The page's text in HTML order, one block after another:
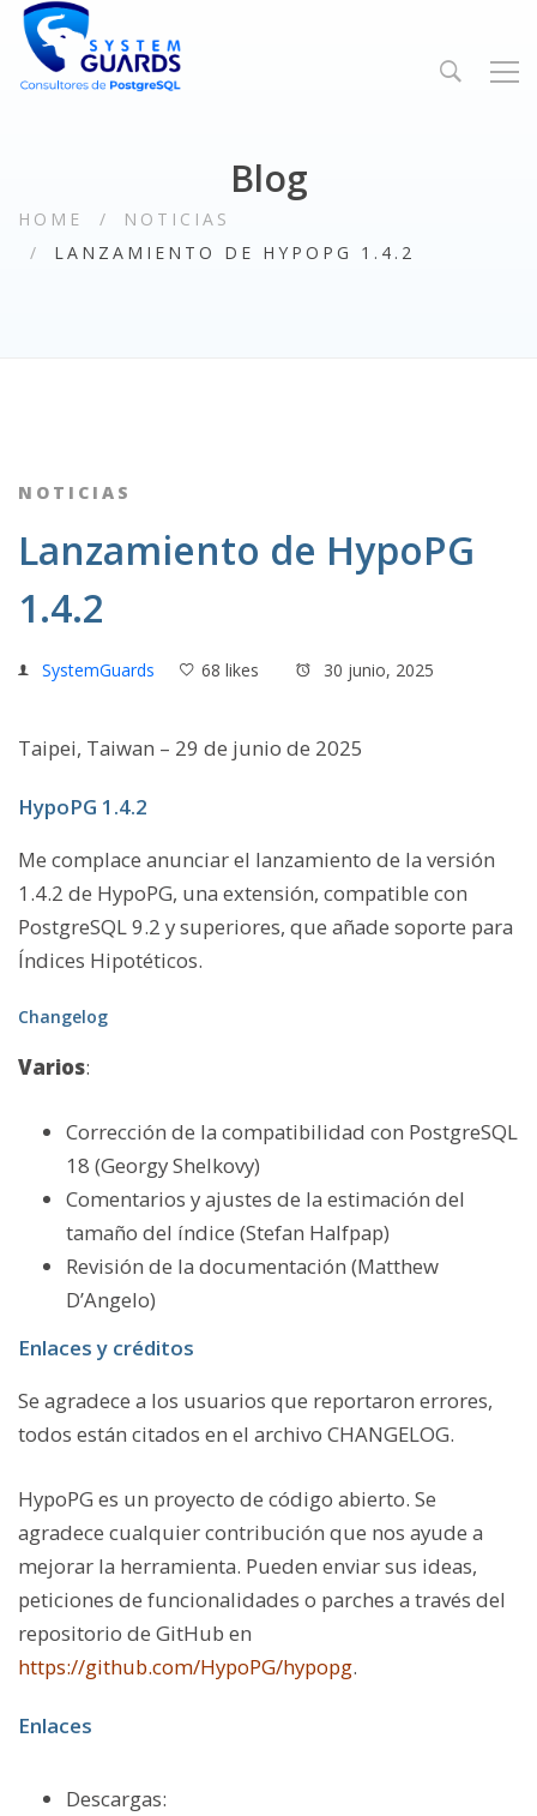
Blog
HOME
NOTICIAS
LANZAMIENTO DE HYPOPG 1.4.2
NOTICIAS
Lanzamiento de HypoPG
1.4.2
SystemGuards 68 likes 30 junio, 2025
Taipei, Taiwan – 29 de junio de 2025
HypoPG 1.4.2
Me complace anunciar el lanzamiento de la versión
1.4.2 de HypoPG, una extensión, compatible con
PostgreSQL 9.2 y superiores, que añade soporte para
Índices Hipotéticos.
Changelog
Varios:
Corrección de la compatibilidad con PostgreSQL
18 (Georgy Shelkovy)
Comentarios y ajustes de la estimación del
tamaño del índice (Stefan Halfpap)
Revisión de la documentación (Matthew
D’Angelo)
Enlaces y créditos
Se agradece a los usuarios que reportaron errores,
todos están citados en el archivo CHANGELOG.
HypoPG es un proyecto de código abierto. Se
agradece cualquier contribución que nos ayude a
mejorar la herramienta. Pueden enviar sus ideas,
peticiones de funcionalidades o parches a través del
repositorio de GitHub en
https://github.com/HypoPG/hypopg.
Enlaces
Descargas: